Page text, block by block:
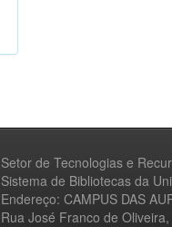
Setor de Tecnologias e
Sistema de Bibliotecas da
Endereço: CAMPUS DAS
Rua José Franco de Oliveira,